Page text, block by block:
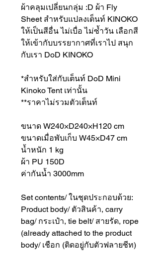
ผ้าคลุมเปลี่ยนกลุ่ม :D ผ้า Fly
Sheet สำหรับแปลงเต็นท์ KINOKO
ให้เป็นสีอื่น ไม่เบื่อ ไม่ซ้ำวัน เลือกสี
ให้เข้ากับบรรยากาศที่เราไป สนุก
กับเรา DoD KINOKO
*สำหรับใส่กับเต็นท์ DoD Mini
Kinoko Tent เท่านั้น
**ราคาไม่รวมตัวเต็นท์
ขนาด W240×D240×H120 cm
ขนาดเมื่อพับเก็บ W45×D47 cm
น้ำหนัก 1 kg
ผ้า PU 150D
ค่ากันน้ำ 3000mm
Set contents/ ในชุดประกอบด้วย:
Product body/ ตัวสินค้า, carry
bag/ กระเป๋า, tie belt/ สายรัด, rope
(already attached to the product
body/ เชือก (ติดอยู่กับตัวฟลายชีท)